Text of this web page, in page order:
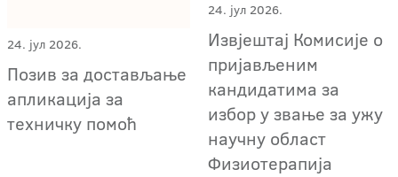
24. јул 2026.
Позив за достављање
апликација за
техничку помоћ
24. јул 2026.
Извјештај Комисије о
пријављеним
кандидатима за
избор у звање за ужу
научну област
Физиотерапија